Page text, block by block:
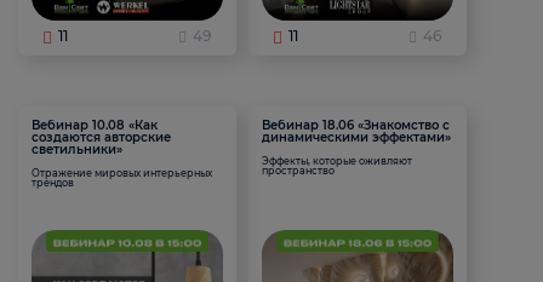
11 49 11 46
Вебинар 10.08 «Как
создаются авторские
светильники»
Отражение мировых интерьерных
трендов
Вебинар 18.06 «Знакомство с
динамическими эффектами»
Эффекты, которые оживляют
пространство